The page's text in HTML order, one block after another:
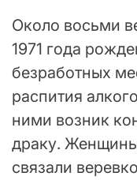
Около восьми
1971 года
безработных
распития
ними возник
драку.
связали